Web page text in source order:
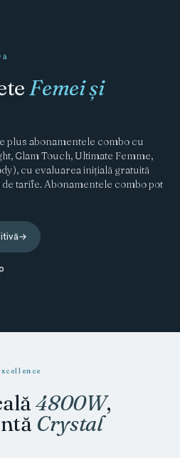
Femei și
plus abonamentele combo cu
Glam Touch, Ultimate Femme,
cu evaluarea inițială gratuită
de tarife. Abonamentele combo pot
→
4800W,
Crystal